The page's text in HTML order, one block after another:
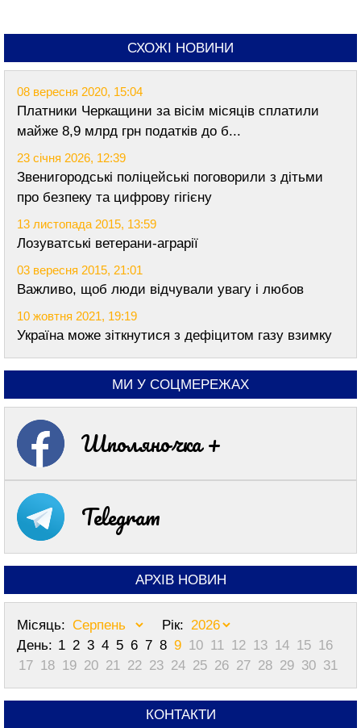
СХОЖІ НОВИНИ
08 вересня 2020, 15:04
Платники Черкащини за вісім місяців сплатили
майже 8,9 млрд грн податків до б...
23 січня 2026, 12:39
Звенигородські поліцейські поговорили з дітьми
про безпеку та цифрову гігієну
13 листопада 2015, 13:59
Лозуватські ветерани-аграрії
03 вересня 2015, 21:01
Важливо, щоб люди відчували увагу і любов
10 жовтня 2021, 19:19
Україна може зіткнутися з дефіцитом газу взимку
МИ У СОЦМЕРЕЖАХ
Шполяночка +
Telegram
АРХІВ НОВИН
Місяць:
Рік:
День: 1 2 3 4 5 6 7 8 9 10 11 12 13 14 15 16
17 18 19 20 21 22 23 24 25 26 27 28 29 30 31
КОНТАКТИ